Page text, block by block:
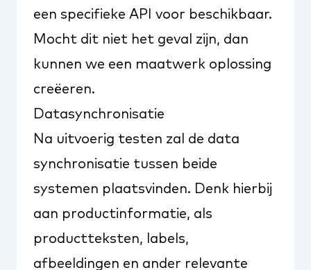
een specifieke API voor beschikbaar.
Mocht dit niet het geval zijn, dan
kunnen we een maatwerk oplossing
creëeren.
Datasynchronisatie
Na uitvoerig testen zal de data
synchronisatie tussen beide
systemen plaatsvinden. Denk hierbij
aan productinformatie, als
productteksten, labels,
afbeeldingen en ander relevante